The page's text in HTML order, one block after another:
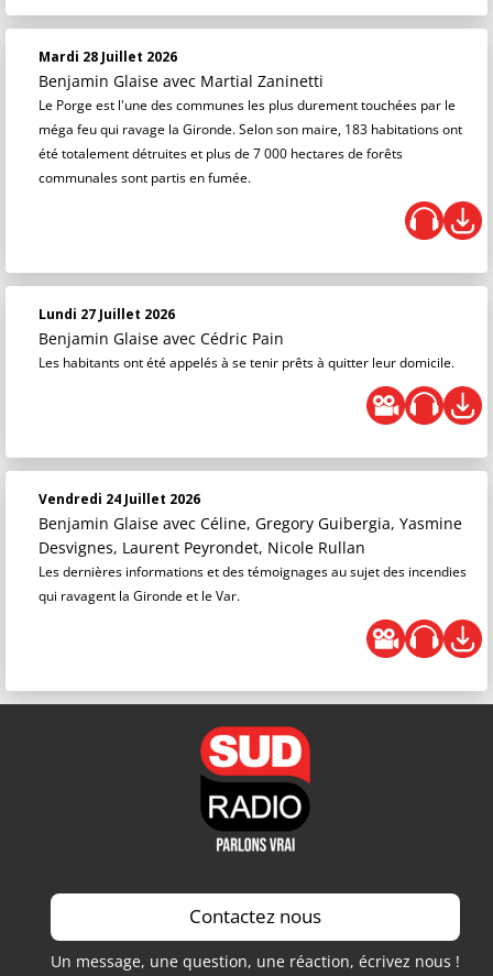
Mardi 28 Juillet 2026
Benjamin Glaise avec Martial Zaninetti
Le Porge est l'une des communes les plus durement touchées par le
méga feu qui ravage la Gironde. Selon son maire, 183 habitations ont
été totalement détruites et plus de 7 000 hectares de forêts
communales sont partis en fumée.
Lundi 27 Juillet 2026
Benjamin Glaise avec Cédric Pain
Les habitants ont été appelés à se tenir prêts à quitter leur domicile.
Vendredi 24 Juillet 2026
Benjamin Glaise avec Céline, Gregory Guibergia, Yasmine
Desvignes, Laurent Peyrondet, Nicole Rullan
Les dernières informations et des témoignages au sujet des incendies
qui ravagent la Gironde et le Var.
Contactez nous
Un message, une question, une réaction, écrivez nous !